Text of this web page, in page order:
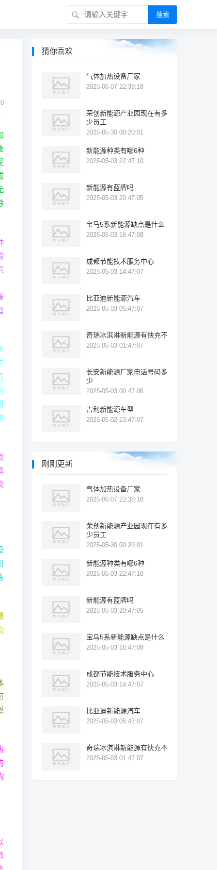
搜索
猜你喜欢
气体加热设备厂家
2025-06-07 22:38:18
荣创新能源产业园现在有多
少员工
2025-05-30 00:20:01
新能源种类有哪6种
2025-05-03 22:47:10
新能源有蓝牌吗
2025-05-03 20:47:05
宝马5系新能源缺点是什么
2025-05-03 16:47:08
成都节能技术服务中心
2025-05-03 14:47:07
比亚迪新能源汽车
2025-05-03 05:47:07
奇瑞冰淇淋新能源有快充不
2025-05-03 01:47:07
长安新能源厂家电话号码多
少
2025-05-03 00:47:06
吉利新能源车型
2025-05-02 23:47:07
刚刚更新
气体加热设备厂家
2025-06-07 22:38:18
荣创新能源产业园现在有多
少员工
2025-05-30 00:20:01
新能源种类有哪6种
2025-05-03 22:47:10
新能源有蓝牌吗
2025-05-03 20:47:05
宝马5系新能源缺点是什么
2025-05-03 16:47:08
成都节能技术服务中心
2025-05-03 14:47:07
比亚迪新能源汽车
2025-05-03 05:47:07
奇瑞冰淇淋新能源有快充不
2025-05-03 01:47:07